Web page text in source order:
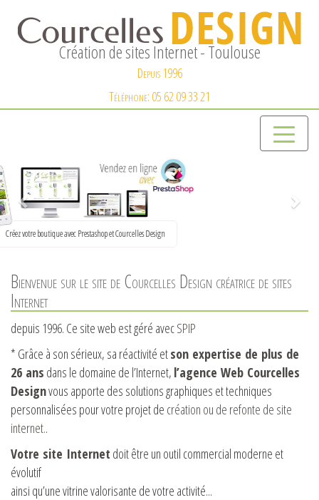
Création de sites Internet - Toulouse
Depuis 1996
Téléphone: 05 62 09 33 21
Bienvenue sur le site de Courcelles Design créatrice de sites
Internet
depuis 1996. Ce site web est géré avecSPIP
* Grâce à son sérieux, sa réactivité etson expertise de plus de
26 ans dans le domaine de l’Internet, l’agence Web Courcelles
Designvous apporte des solutions graphiques et techniques
personnalisées pour votre projet de création ou de refonte de site
internet..
Votre site Internet doit être un outil commercial moderne et
évolutif
ainsi qu’une vitrine valorisante de votre activité...